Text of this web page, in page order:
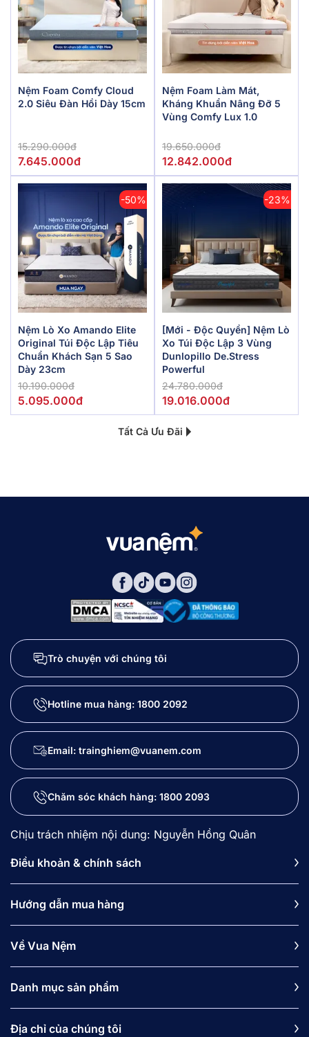
Nệm Foam Comfy Cloud
2.0 Siêu Đàn Hồi Dày 15cm
15.290.000đ
7.645.000đ
Nệm Foam Làm Mát,
Kháng Khuẩn Nâng Đỡ 5
Vùng Comfy Lux 1.0
19.650.000đ
12.842.000đ
-50%
Nệm Lò Xo Amando Elite
Original Túi Độc Lập Tiêu
Chuẩn Khách Sạn 5 Sao
Dày 23cm
10.190.000đ
5.095.000đ
-23%
[Mới - Độc Quyền] Nệm Lò
Xo Túi Độc Lập 3 Vùng
Dunlopillo De.Stress
Powerful
24.780.000đ
19.016.000đ
Tất Cả Ưu Đãi
Trò chuyện với chúng tôi
Hotline mua hàng: 1800 2092
Email: trainghiem@vuanem.com
Chăm sóc khách hàng: 1800 2093
Chịu trách nhiệm nội dung: Nguyễn Hồng Quân
Điều khoản & chính sách
Hướng dẫn mua hàng
Về Vua Nệm
Danh mục sản phẩm
Địa chỉ của chúng tôi